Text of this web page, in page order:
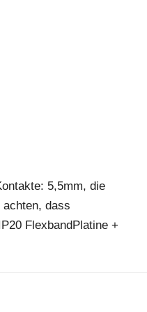
5,5mm, die
dass
FlexbandPlatine +